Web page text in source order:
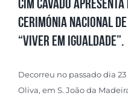
CIM Cávado
cerimónia nacional
“Viver em Igualdade”.
Decorreu no passado dia
Oliva, em S. João da